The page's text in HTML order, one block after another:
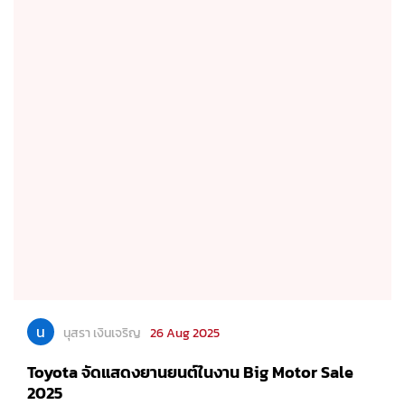
น นุสรา เงินเจริญ 26 Aug 2025
Toyota จัดแสดงยานยนต์ในงาน Big Motor Sale
2025